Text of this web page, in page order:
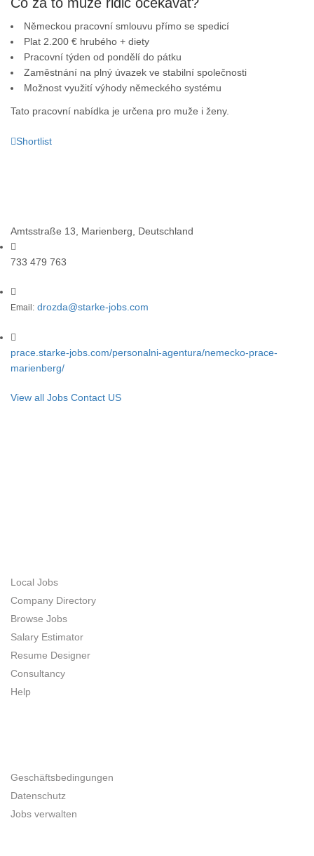
Německou pracovní smlouvu přímo se spedicí
Plat 2.200 € hrubého + diety
Pracovní týden od pondělí do pátku
Zaměstnání na plný úvazek ve stabilní společnosti
Možnost využití výhody německého systému
Tato pracovní nabídka je určena pro muže i ženy.
Shortlist
Amtsstraße 13, Marienberg, Deutschland
733 479 763
Email: drozda@starke-jobs.com
prace.starke-jobs.com/personalni-agentura/nemecko-prace-
marienberg/
View all Jobs Contact US
Local Jobs
Company Directory
Browse Jobs
Salary Estimator
Resume Designer
Consultancy
Help
Geschäftsbedingungen
Datenschutz
Jobs verwalten